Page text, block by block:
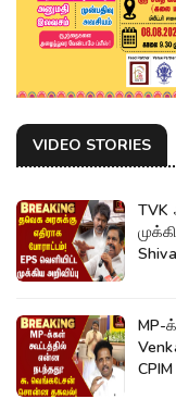
VIDEO STORIES
TVK
MP-
CPIM